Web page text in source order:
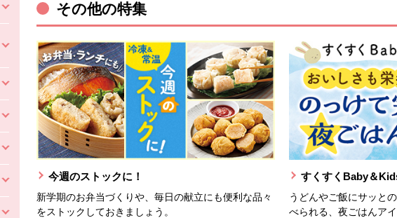
その他の特集
今週のストックに！
新学期のお弁当づくりや、毎日の献立にも便利な品々
をストックしておきましょう。
すくすくBaby＆
うどんやご飯にサッと
べられる、夜ごはんア